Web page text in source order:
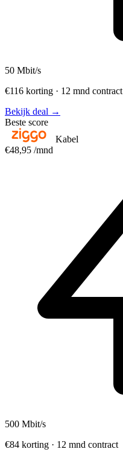
50 Mbit/s
€116 korting · 12 mnd contract
Bekijk deal →
Beste score
Kabel
€48,95 /mnd
500 Mbit/s
€84 korting · 12 mnd contract